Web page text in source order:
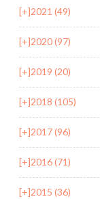
[+]2021 (49)
[+]2020 (97)
[+]2019 (20)
[+]2018 (105)
[+]2017 (96)
[+]2016 (71)
[+]2015 (36)